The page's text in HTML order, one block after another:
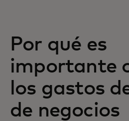
Por qué es
importante
los gastos
de negocios